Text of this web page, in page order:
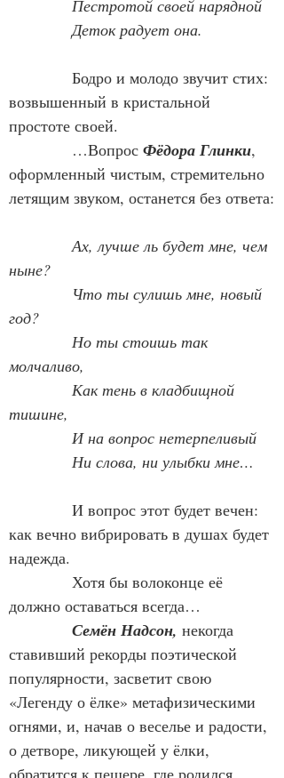
Пестротой своей нарядной
Деток радует она.
Бодро и молодо звучит стих:
возвышенный в кристальной
простоте своей.
…Вопрос Фёдора Глинки,
оформленный чистым, стремительно
летящим звуком, останется без ответа:
Ах, лучше ль будет мне, чем
ныне?
Что ты сулишь мне, новый
год?
Но ты стоишь так
молчаливо,
Как тень в кладбищной
тишине,
И на вопрос нетерпеливый
Ни слова, ни улыбки мне…
И вопрос этот будет вечен:
как вечно вибрировать в душах будет
надежда.
Хотя бы волоконце её
должно оставаться всегда…
Семён Надсон, некогда
ставивший рекорды поэтической
популярности, засветит свою
«Легенду о ёлке» метафизическими
огнями, и, начав о веселье и радости,
о детворе, ликующей у ёлки,
обратится к пещере, где родился